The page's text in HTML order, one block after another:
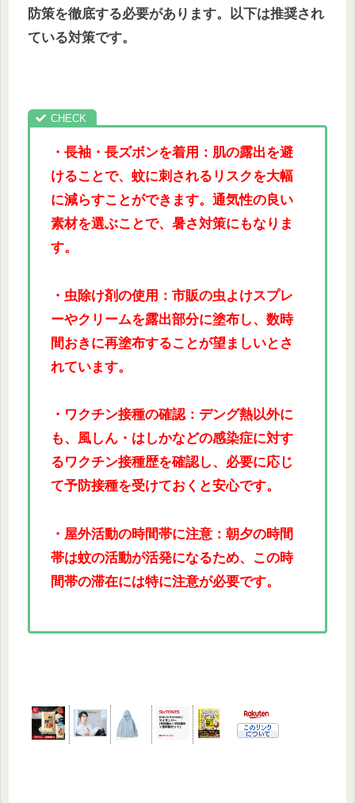
防策を徹底する必要があります。以下は推奨され
ている対策です。
・長袖・長ズボンを着用：肌の露出を避
けることで、蚊に刺されるリスクを大幅
に減らすことができます。通気性の良い
素材を選ぶことで、暑さ対策にもなりま
す。
・虫除け剤の使用：市販の虫よけスプレ
ーやクリームを露出部分に塗布し、数時
間おきに再塗布することが望ましいとさ
れています。
・ワクチン接種の確認：デング熱以外に
も、風しん・はしかなどの感染症に対す
るワクチン接種歴を確認し、必要に応じ
て予防接種を受けておくと安心です。
・屋外活動の時間帯に注意：朝夕の時間
帯は蚊の活動が活発になるため、この時
間帯の滞在には特に注意が必要です。